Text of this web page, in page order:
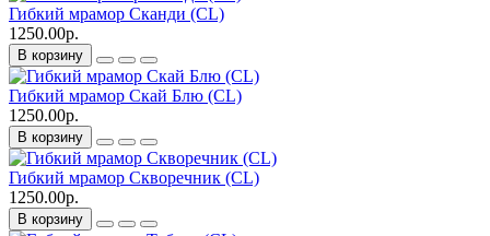
Гибкий мрамор Сканди (CL)
1250.00р.
В корзину
Гибкий мрамор Скай Блю (CL)
1250.00р.
В корзину
Гибкий мрамор Скворечник (CL)
1250.00р.
В корзину